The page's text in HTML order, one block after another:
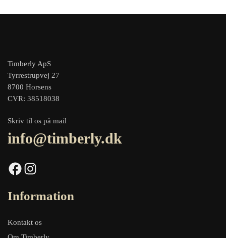
Timberly ApS
Tyrrestrupvej 27
8700 Horsens
CVR: 38518038
Skriv til os på mail
info@timberly.dk
Facebook Instagram
Information
Kontakt os